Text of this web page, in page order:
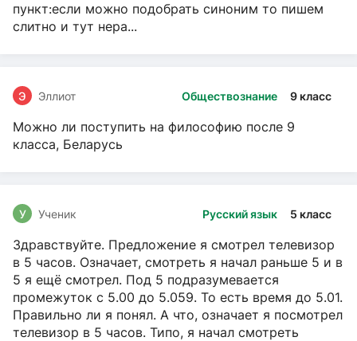
пункт:если можно подобрать синоним то пишем
слитно и тут нера...
Обществознание 9 класс
Э Эллиот
Можно ли поступить на философию после 9
класса, Беларусь
Русский язык 5 класс
У Ученик
Здравствуйте. Предложение я смотрел телевизор
в 5 часов. Означает, смотреть я начал раньше 5 и в
5 я ещё смотрел. Под 5 подразумевается
промежуток с 5.00 до 5.059. То есть время до 5.01.
Правильно ли я понял. А что, означает я посмотрел
телевизор в 5 часов. Типо, я начал смотреть